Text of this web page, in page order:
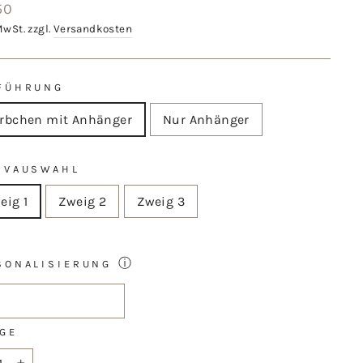
zzgl. Versandkosten
mit Anhänger Nur Anhänger
1 Zweig 2 Zweig 3
ⓘ